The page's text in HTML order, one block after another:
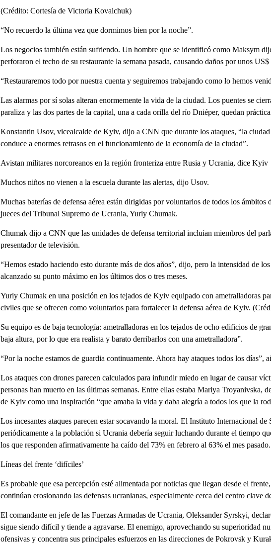
(Crédito: Cortesía de Victoria Kovalchuk)
“No recuerdo la última vez que dormimos bien por la noche”.
Los negocios también están sufriendo. Un hombre que se identificó como Maksym
perforaron el techo de su restaurante la semana pasada, causando daños por unos
“Restauraremos todo por nuestra cuenta y seguiremos trabajando como lo hemos
Las alarmas por sí solas alteran enormemente la vida de la ciudad. Los puentes se
paraliza y las dos partes de la capital, una a cada orilla del río Dniéper, quedan
Konstantin Usov, vicealcalde de Kyiv, dijo a CNN que durante los ataques, “la
conduce a enormes retrasos en el funcionamiento de la economía de la ciudad”.
Avistan militares norcoreanos en la región fronteriza entre Rusia y Ucrania, dice Kyiv
Muchos niños no vienen a la escuela durante las alertas, dijo Usov.
Muchas baterías de defensa aérea están dirigidas por voluntarios de todos los ámbitos
jueces del Tribunal Supremo de Ucrania, Yuriy Chumak.
Chumak dijo a CNN que las unidades de defensa territorial incluían miembros del
presentador de televisión.
“Hemos estado haciendo esto durante más de dos años”, dijo, pero la intensidad de
alcanzado su punto máximo en los últimos dos o tres meses.
Yuriy Chumak en una posición en los tejados de Kyiv equipado con ametralladoras
civiles que se ofrecen como voluntarios para fortalecer la defensa aérea de Kyiv.
Su equipo es de baja tecnología: ametralladoras en los tejados de ocho edificios de
baja altura, por lo que era realista y barato derribarlos con una ametralladora”.
“Por la noche estamos de guardia continuamente. Ahora hay ataques todos los días”,
Los ataques con drones parecen calculados para infundir miedo en lugar de causar
personas han muerto en las últimas semanas. Entre ellas estaba Mariya Troyanivska,
de Kyiv como una inspiración “que amaba la vida y daba alegría a todos los que la
Los incesantes ataques parecen estar socavando la moral. El Instituto Internacional
periódicamente a la población si Ucrania debería seguir luchando durante el tiempo
los que responden afirmativamente ha caído del 73% en febrero al 63% el mes pasado.
Líneas del frente ‘difíciles’
Es probable que esa percepción esté alimentada por noticias que llegan desde el
continúan erosionando las defensas ucranianas, especialmente cerca del centro clave
El comandante en jefe de las Fuerzas Armadas de Ucrania, Oleksander Syrskyi,
sigue siendo difícil y tiende a agravarse. El enemigo, aprovechando su superioridad
ofensivas y concentra sus principales esfuerzos en las direcciones de Pokrovsk y